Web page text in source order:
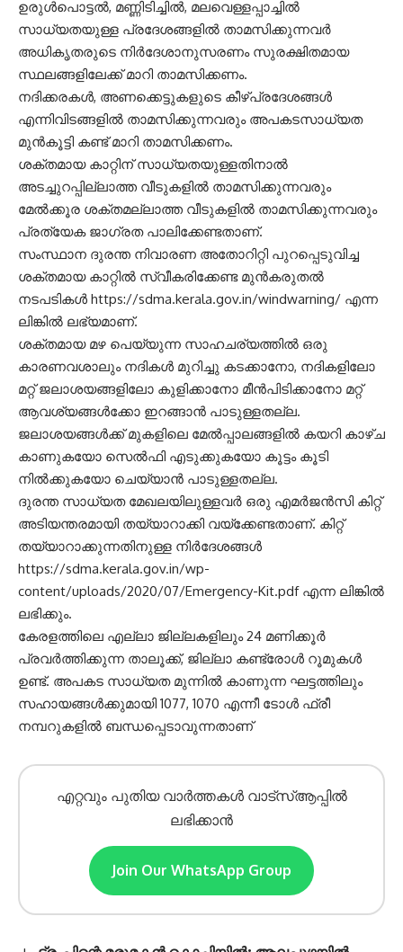
ഉരുൾപൊട്ടൽ, മണ്ണിടിച്ചിൽ, മലവെള്ളപ്പാച്ചിൽ
സാധ്യതയുള്ള പ്രദേശങ്ങളിൽ താമസിക്കുന്നവർ
അധികൃതരുടെ നിർദേശാനുസരണം സുരക്ഷിതമായ
സ്ഥലങ്ങളിലേക്ക് മാറി താമസിക്കണം.
നദിക്കരകൾ, അണക്കെട്ടുകളുടെ കീഴ്പ്രദേശങ്ങൾ
എന്നിവിടങ്ങളിൽ താമസിക്കുന്നവരും അപകടസാധ്യത
മുൻകൂട്ടി കണ്ട് മാറി താമസിക്കണം.
ശക്തമായ കാറ്റിന് സാധ്യതയുള്ളതിനാൽ
അടച്ചുറപ്പില്ലാത്ത വീടുകളിൽ താമസിക്കുന്നവരും
മേൽക്കൂര ശക്തമല്ലാത്ത വീടുകളിൽ താമസിക്കുന്നവരും
പ്രത്യേക ജാഗ്രത പാലിക്കേണ്ടതാണ്.
സംസ്ഥാന ദുരന്ത നിവാരണ അതോറിറ്റി പുറപ്പെടുവിച്ച
ശക്തമായ കാറ്റിൽ സ്വീകരിക്കേണ്ട മുൻകരുതൽ
നടപടികൾ https://sdma.kerala.gov.in/windwarning/ എന്ന
ലിങ്കിൽ ലഭ്യമാണ്.
ശക്തമായ മഴ പെയ്യുന്ന സാഹചര്യത്തിൽ ഒരു
കാരണവശാലും നദികൾ മുറിച്ചു കടക്കാനോ, നദികളിലോ
മറ്റ് ജലാശയങ്ങളിലോ കുളിക്കാനോ മീൻപിടിക്കാനോ മറ്റ്
ആവശ്യങ്ങൾക്കോ ഇറങ്ങാൻ പാടുള്ളതല്ല.
ജലാശയങ്ങൾക്ക് മുകളിലെ മേൽപ്പാലങ്ങളിൽ കയറി കാഴ്ച
കാണുകയോ സെൽഫി എടുക്കുകയോ കൂട്ടം കൂടി
നിൽക്കുകയോ ചെയ്യാൻ പാടുള്ളതല്ല.
ദുരന്ത സാധ്യത മേഖലയിലുള്ളവർ ഒരു എമർജൻസി കിറ്റ്
അടിയന്തരമായി തയ്യാറാക്കി വയ്ക്കേണ്ടതാണ്. കിറ്റ്
തയ്യാറാക്കുന്നതിനുള്ള നിർദേശങ്ങൾ
https://sdma.kerala.gov.in/wp-
content/uploads/2020/07/Emergency-Kit.pdf എന്ന ലിങ്കിൽ
ലഭിക്കും.
കേരളത്തിലെ എല്ലാ ജില്ലകളിലും 24 മണിക്കൂർ
പ്രവർത്തിക്കുന്ന താലൂക്ക്, ജില്ലാ കണ്ട്രോൾ റൂമുകൾ
ഉണ്ട്. അപകട സാധ്യത മുന്നിൽ കാണുന്ന ഘട്ടത്തിലും
സഹായങ്ങൾക്കുമായി 1077, 1070 എന്നീ ടോൾ ഫ്രീ
നമ്പറുകളിൽ ബന്ധപ്പെടാവുന്നതാണ്
എറ്റവും പുതിയ വാർത്തകൾ വാട്സ്ആപ്പിൽ
ലഭിക്കാൻ
Join Our WhatsApp Group